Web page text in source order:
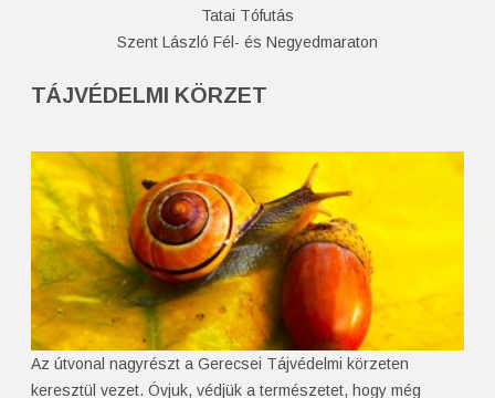
Tatai Tófutás
Szent László Fél- és Negyedmaraton
TÁJVÉDELMI KÖRZET
Az útvonal nagyrészt a Gerecsei Tájvédelmi körzeten
keresztül vezet. Óvjuk, védjük a természetet, hogy még